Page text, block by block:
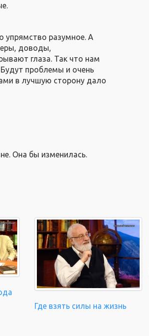
упрямство разумное. А
доводы,
глаза. Так что нам
проблемы и очень
в лучшую сторону дало
Она бы изменилась.
Где взять силы на жизнь